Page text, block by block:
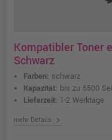
Kompatibler Toner
Schwarz
Farben: schwarz
Kapazität: bis zu 5500
Lieferzeit: 1-2 Werktage
mehr Details chevron_right